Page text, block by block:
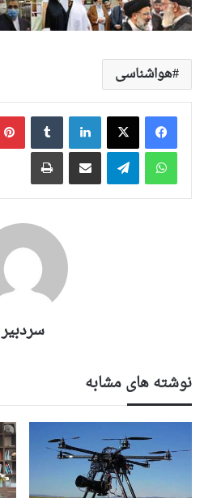
هواشناسی
لینکدین ‫تامبلر
واتس آپ
تلگرام اشتراک گذاری از طریق ایمیل چاپ
سردبیر
نوشته های مشابه